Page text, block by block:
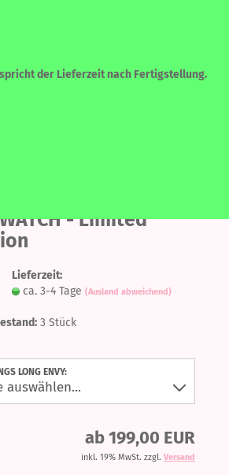
0,00 EUR
der Lieferzeit nach Fertigstellung.
den
- Limited
Lieferzeit:
ca. 3-4 Tage (Ausland abweichend)
3 Stück
LONG ENVY:
ab 199,00 EUR
inkl. 19% MwSt. zzgl. Versand